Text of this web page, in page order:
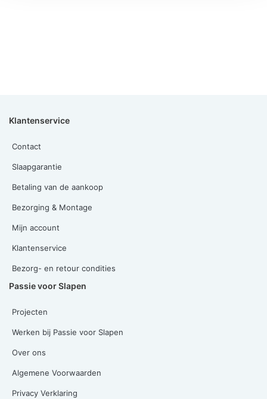
Klantenservice
Contact
Slaapgarantie
Betaling van de aankoop
Bezorging & Montage
Mijn account
Klantenservice
Bezorg- en retour condities
Passie voor Slapen
Projecten
Werken bij Passie voor Slapen
Over ons
Algemene Voorwaarden
Privacy Verklaring